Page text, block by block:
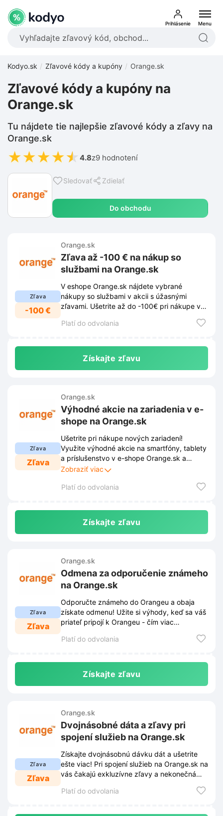
Prihlásenie Menu
Kodyo.sk Zľavové kódy a kupóny Orange.sk
Sledovať Zdielať
Do obchodu
Zľavové kódy a kupóny na
Orange.sk
Tu nájdete tie najlepšie zľavové kódy a zľavy na
Orange.sk
★★★★★ 4.8z9 hodnotení
Zľava
-100 €
Orange.sk
Zľava až -100 € na nákup so
službami na Orange.sk
V eshope Orange.sk nájdete vybrané
nákupy so službami v akcii s úžasnými
zľavami. Ušetrite až do -100€ pri nákupe v
Platí do odvolania
Získajte zľavu
Zľava
Zľava
Orange.sk
Výhodné akcie na zariadenia v e-
shope na Orange.sk
Ušetrite pri nákupe nových zariadení!
Využite výhodné akcie na smartfóny, tablety
a príslušenstvo v e-shope Orange.sk a
získajte špičkovú techniku za skvelé ceny.
Zobraziť viac
Platí do odvolania
Získajte zľavu
Zľava
Zľava
Orange.sk
Odmena za odporučenie známeho
na Orange.sk
Odporučte známeho do Orangeu a obaja
získate odmenu! Užite si výhody, keď sa váš
priateľ pripojí k Orangeu - čím viac
Platí do odvolania
Získajte zľavu
Zľava
Zľava
Orange.sk
Dvojnásobné dáta a zľavy pri
spojení služieb na Orange.sk
Získajte dvojnásobnú dávku dát a ušetrite
ešte viac! Pri spojení služieb na Orange.sk na
vás čakajú exkluzívne zľavy a nekonečná
Platí do odvolania